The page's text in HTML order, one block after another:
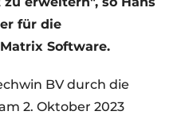
für die
Software.
BV durch die
2. Oktober 2023